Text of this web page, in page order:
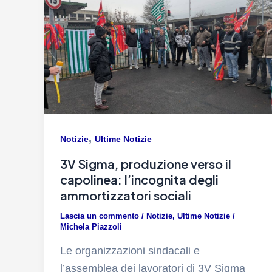
Notizie, Ultime Notizie
3V Sigma, produzione verso il
capolinea: l’incognita degli
ammortizzatori sociali
Lascia un commento / Notizie, Ultime Notizie /
Michela Piazzoli
Le organizzazioni sindacali e
l’assemblea dei lavoratori di 3V Sigma